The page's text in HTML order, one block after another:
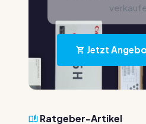
Jetzt
Ratgeber-Artikel